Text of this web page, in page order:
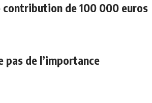
contribution de 100 000 euros
pas de l’importance